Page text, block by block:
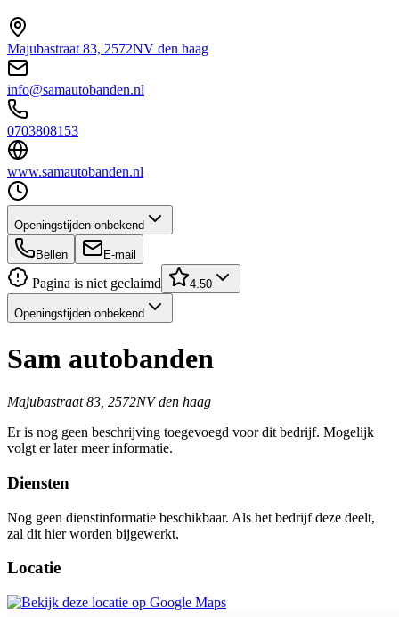
Majubastraat 83, 2572NV den haag
info@samautobanden.nl
0703808153
www.samautobanden.nl
Openingstijden onbekend
Bellen E-mail
Pagina is niet geclaimd 4.50
Openingstijden onbekend
Sam autobanden
Majubastraat 83, 2572NV den haag
Er is nog geen beschrijving toegevoegd voor dit bedrijf. Mogelijk
volgt er later meer informatie.
Diensten
Nog geen dienstinformatie beschikbaar. Als het bedrijf deze deelt,
zal dit hier worden bijgewerkt.
Locatie